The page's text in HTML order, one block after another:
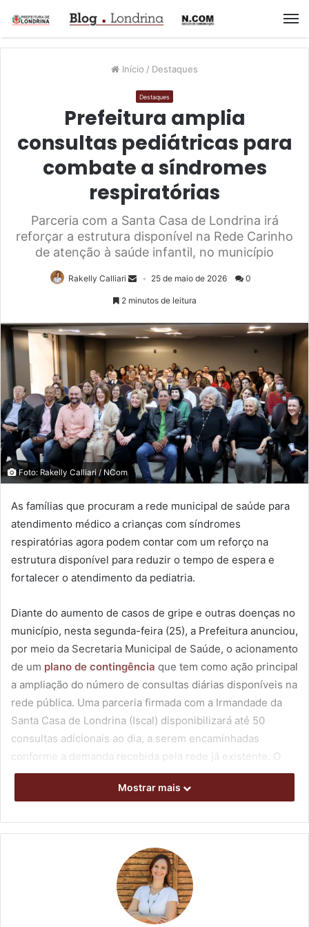
Início / Destaques
Destaques
Prefeitura amplia
consultas pediátricas para
combate a síndromes
respiratórias
Parceria com a Santa Casa de Londrina irá
reforçar a estrutura disponível na Rede Carinho
de atenção à saúde infantil, no município
Rakelly Calliari 25 de maio de 2026 0
2 minutos de leitura
Foto: Rakelly Calliari / NCom
As famílias que procuram a rede municipal de saúde para
atendimento médico a crianças com síndromes
respiratórias agora podem contar com um reforço na
estrutura disponível para reduzir o tempo de espera e
fortalecer o atendimento da pediatria.
Diante do aumento de casos de gripe e outras doenças no
município, nesta segunda-feira (25), a Prefeitura anunciou,
por meio da Secretaria Municipal de Saúde, o acionamento
de um plano de contingência que tem como ação principal
a ampliação do número de consultas diárias disponíveis na
rede pública. Uma parceria firmada com a Irmandade da
Santa Casa de Londrina (Iscal) disponibilizará até 50
consultas adicionais ao dia, a serem encaminhadas
conforme a demanda recebida pela rede já existente. O
anúncio foi feito nesta manhã, no auditório do hospital.
Mostrar mais